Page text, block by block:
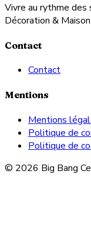
Vivre au rythme des
Décoration &
Contact
Contact
Mentions
Mentions
Politique de
Politique de
© 2026 Big Bang